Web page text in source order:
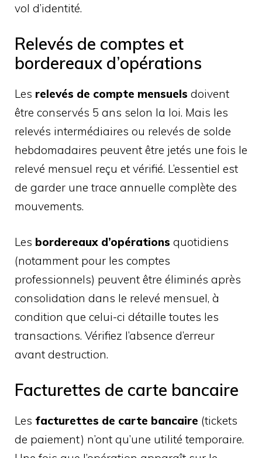
vol d’identité.
Relevés de comptes et
bordereaux d’opérations
Les relevés de compte mensuels doivent
être conservés 5 ans selon la loi. Mais les
relevés intermédiaires ou relevés de solde
hebdomadaires peuvent être jetés une fois le
relevé mensuel reçu et vérifié. L’essentiel est
de garder une trace annuelle complète des
mouvements.
Les bordereaux d’opérations quotidiens
(notamment pour les comptes
professionnels) peuvent être éliminés après
consolidation dans le relevé mensuel, à
condition que celui-ci détaille toutes les
transactions. Vérifiez l’absence d’erreur
avant destruction.
Facturettes de carte bancaire
Les facturettes de carte bancaire (tickets
de paiement) n’ont qu’une utilité temporaire.